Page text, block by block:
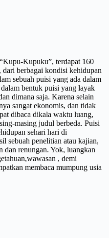
Kupuku”, terdapat 160
berbagai kondisi kehidupan
sebuah puisi yang ada dalam
bentuk puisi yang layak
dimana saja. Karena selain
sangat ekonomis, dan tidak
dibaca dikala waktu luang,
masing judul berbeda. Puisi
sehari hari di
sebuah penelitian atau kajian,
dan renungan. Yok, luangkan
, demi
membaca mumpung usia